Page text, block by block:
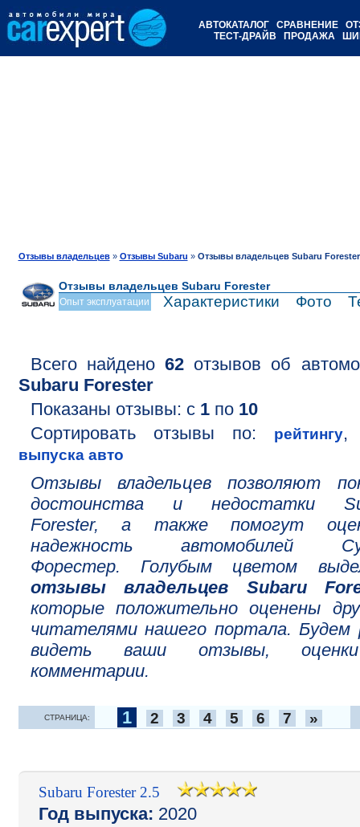
АВТОКАТАЛОГ СРАВНЕНИЕ
ТЕСТ-ДРАЙВ
ПРОДАЖА
Отзывы владельцев» Отзывы Subaru » Отзывы владельцев Subaru Forester
Отзывы владельцев Subaru Forester
Опыт эксплуатации Характеристики Фото
Всего найдено 62отзывов об
Subaru Forester
Показаны отзывы: с 1по 10
Сортировать отзывы по:
рейтингу
выпуска авто
Отзывы владельцев позволяют
достоинства и недостатки
Forester, а также помогут
надежность автомобилей
Форестер. Голубым цветом
отзывы владельцев Subaru
которые положительно оценены
читателями нашего портала. Будем
видеть ваши отзывы,
комментарии.
СТРАНИЦА: 1 2 3 4 5 6 7 »
Subaru Forester 2.5
Год выпуска: 2020